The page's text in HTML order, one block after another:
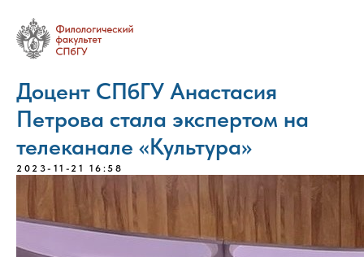
Доцент СПбГУ Анастасия
Петрова стала экспертом на
телеканале «Культура»
2023-11-21 16:58